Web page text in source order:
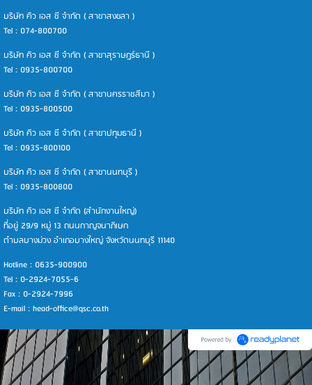
บริษัท คิว เอส ซี จำกัด ( สาขาสงขลา )
Tel : 074-800700
บริษัท คิว เอส ซี จำกัด ( สาขาสุราษฎร์ธานี )
Tel : 0935-800700
บริษัท คิว เอส ซี จำกัด ( สาขานครราชสีมา )
Tel : 0935-800500
บริษัท คิว เอส ซี จำกัด ( สาขาปทุมธานี )
Tel : 0935-800100
บริษัท คิว เอส ซี จำกัด ( สาขานนทบุรี )
Tel : 0935-800800
บริษัท คิว เอส ซี จำกัด (สำนักงานใหญ่)
ที่อยู่ 29/9 หมู่ 13 ถนนกาญจนาภิเษก
ตำบลบางม่วง อำเภอบางใหญ่ จังหวัดนนทบุรี 11140
Hotline : 0635-900900
Tel : 0-2924-7055-6
Fax : 0-2924-7996
E-mail : head-office@qsc.co.th